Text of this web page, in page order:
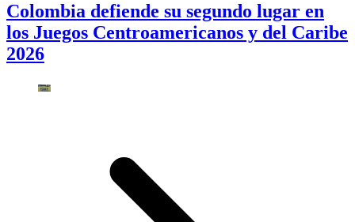
Colombia defiende su segundo lugar en
los Juegos Centroamericanos y del Caribe
2026